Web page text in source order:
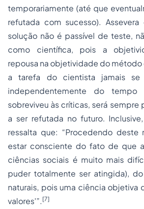
temporariamente (até que
refutada com sucesso).
solução não é passível de teste,
como científica, pois a
repousa na objetividade do
a tarefa do cientista jamais se
independentemente do
sobreviveu às críticas, será sempre
a ser refutada no futuro.
ressalta que: “Procedendo
estar consciente do fato de que
ciências sociais é muito mais
puder totalmente ser atingida),
naturais, pois uma ciência objetiva
valores'”. [7]